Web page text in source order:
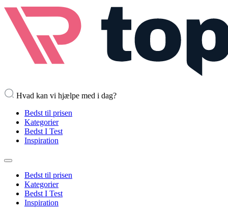
Hvad kan vi hjælpe med i dag?
Bedst til prisen
Kategorier
Bedst I Test
Inspiration
Bedst til prisen
Kategorier
Bedst I Test
Inspiration